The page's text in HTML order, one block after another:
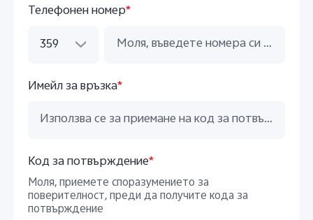
Телефонен номер*
359
Имейл за връзка*
Код за потвърждение*
Моля, приемете споразумението за
поверителност, преди да получите кода за
потвърждение